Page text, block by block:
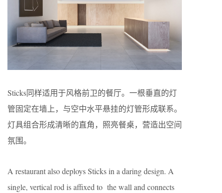
Sticks同样适用于风格前卫的餐厅。一根垂直的灯
管固定在墙上，与空中水平悬挂的灯管形成联系。
灯具组合形成清晰的直角，照亮餐桌，营造出空间
氛围。
A restaurant also deploys Sticks in a daring design. A
single, vertical rod is affixed to the wall and connects